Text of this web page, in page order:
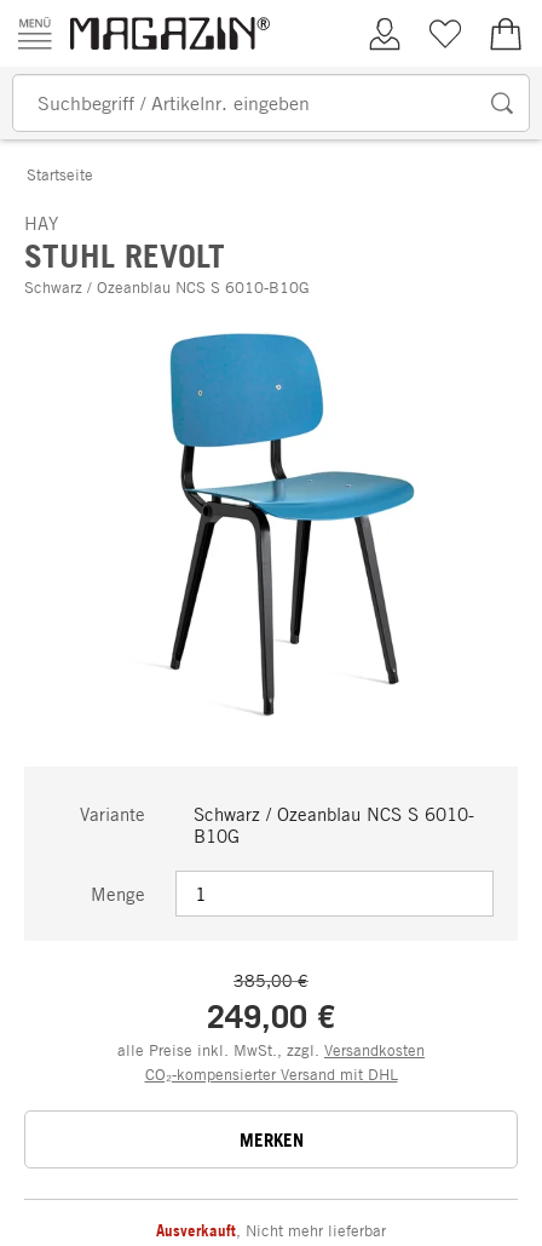
Zum Inhalt springen
Kundenkonto
Merkliste
Startseite
HAY
STUHL REVOLT
Schwarz / Ozeanblau NCS S 6010-B10G
Variante
Schwarz / Ozeanblau NCS S 6010-
B10G
Menge
385,00 €
249,00 €
alle Preise inkl. MwSt., zzgl. Versandkosten
CO₂-kompensierter Versand mit DHL
MERKEN
Ausverkauft Nicht mehr lieferbar